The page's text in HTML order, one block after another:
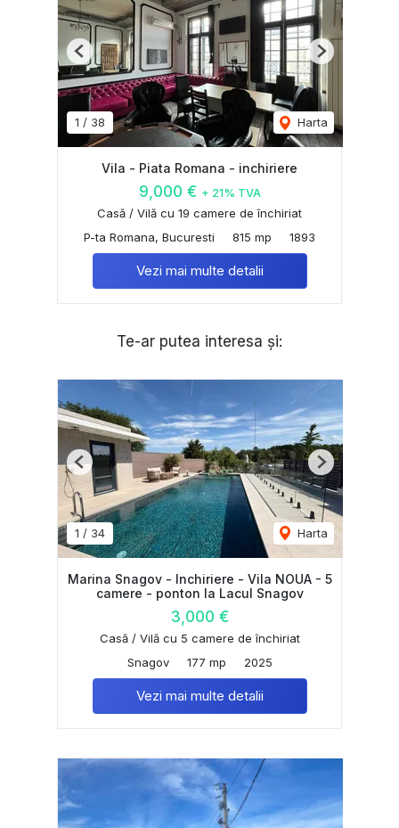
1 / 38 Harta
Previous Next
Vila - Piata Romana - inchiriere
9,000 € + 21% TVA
Casă / Vilă cu 19 camere de închiriat
P-ta Romana, Bucuresti
815 mp 1893
Vezi mai multe detalii
Te-ar putea interesa și:
1 / 34 Harta
Previous Next
Marina Snagov - Inchiriere - Vila NOUA - 5
camere - ponton la Lacul Snagov
3,000 €
Casă / Vilă cu 5 camere de închiriat
Snagov
177 mp 2025
Vezi mai multe detalii